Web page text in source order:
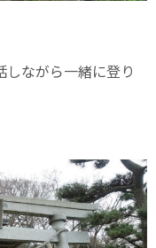
ながら一緒に登り